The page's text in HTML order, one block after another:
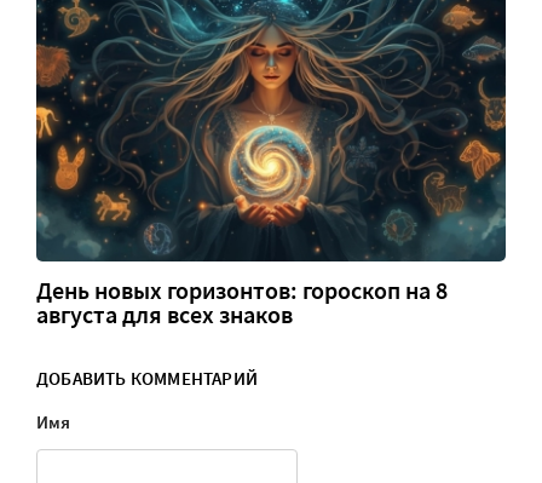
День новых горизонтов: гороскоп на 8
августа для всех знаков
ДОБАВИТЬ КОММЕНТАРИЙ
Имя